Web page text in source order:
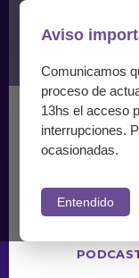
Aviso
Comunicamos
proceso de
13hs el acceso
interrupciones.
ocasionadas.
Entendido
ACTUAL
PARA